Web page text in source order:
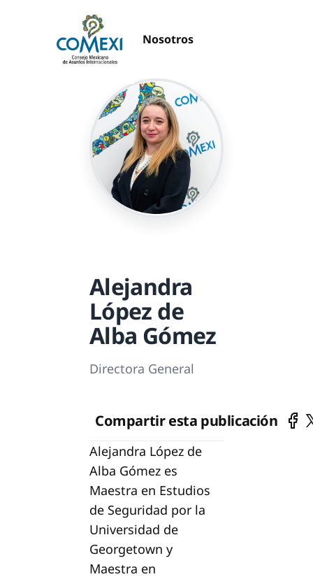
Nosotros
Alejandra
López de
Alba Gómez
Directora General
Compartir esta publicación
Alejandra López de
Alba Gómez es
Maestra en Estudios
de Seguridad por la
Universidad de
Georgetown y
Maestra en